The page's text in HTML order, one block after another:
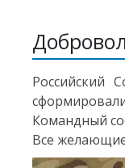
Российский
Командный
Все желающие